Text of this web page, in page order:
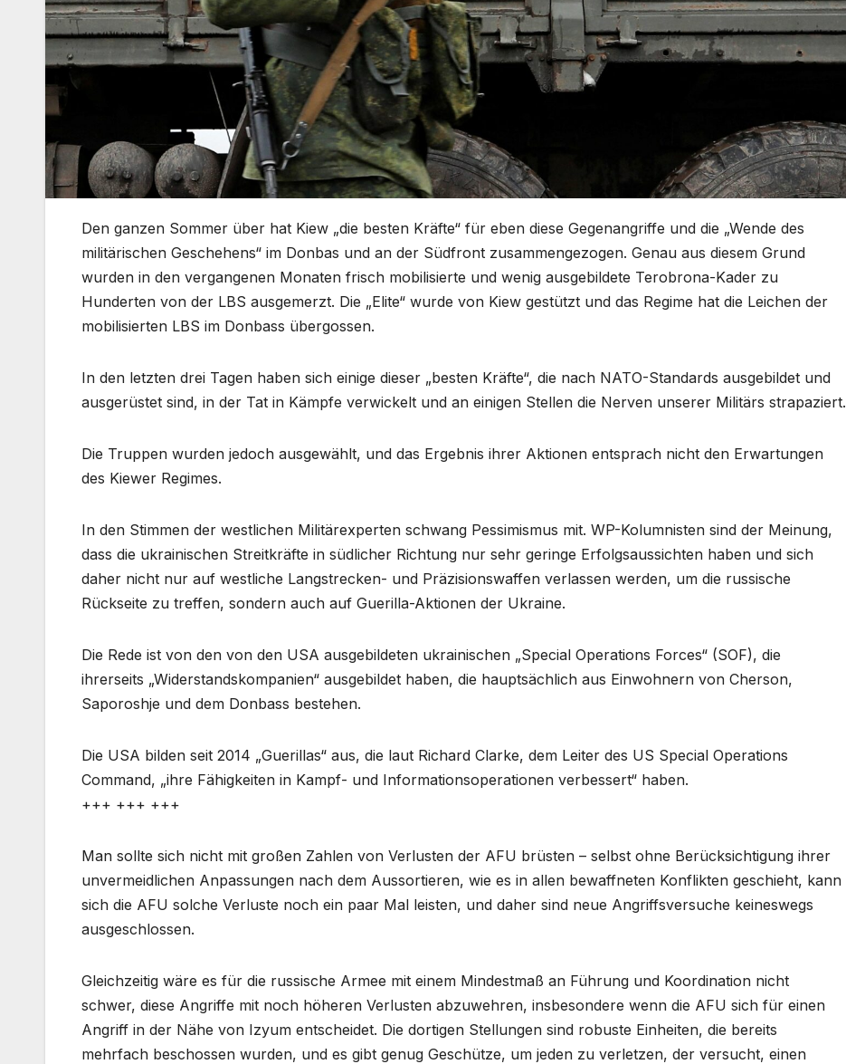
Den ganzen Sommer über hat Kiew „die besten Kräfte“ für eben diese Gegenangriffe und die „Wende des
militärischen Geschehens“ im Donbas und an der Südfront zusammengezogen. Genau aus diesem Grund
wurden in den vergangenen Monaten frisch mobilisierte und wenig ausgebildete Terobrona-Kader zu
Hunderten von der LBS ausgemerzt. Die „Elite“ wurde von Kiew gestützt und das Regime hat die Leichen der
mobilisierten LBS im Donbass übergossen.
In den letzten drei Tagen haben sich einige dieser „besten Kräfte“, die nach NATO-Standards ausgebildet und
ausgerüstet sind, in der Tat in Kämpfe verwickelt und an einigen Stellen die Nerven unserer Militärs strapaziert.
Die Truppen wurden jedoch ausgewählt, und das Ergebnis ihrer Aktionen entsprach nicht den Erwartungen
des Kiewer Regimes.
In den Stimmen der westlichen Militärexperten schwang Pessimismus mit. WP-Kolumnisten sind der Meinung,
dass die ukrainischen Streitkräfte in südlicher Richtung nur sehr geringe Erfolgsaussichten haben und sich
daher nicht nur auf westliche Langstrecken- und Präzisionswaffen verlassen werden, um die russische
Rückseite zu treffen, sondern auch auf Guerilla-Aktionen der Ukraine.
Die Rede ist von den von den USA ausgebildeten ukrainischen „Special Operations Forces“ (SOF), die
ihrerseits „Widerstandskompanien“ ausgebildet haben, die hauptsächlich aus Einwohnern von Cherson,
Saporoshje und dem Donbass bestehen.
Die USA bilden seit 2014 „Guerillas“ aus, die laut Richard Clarke, dem Leiter des US Special Operations
Command, „ihre Fähigkeiten in Kampf- und Informationsoperationen verbessert“ haben.
+++ +++ +++
Man sollte sich nicht mit großen Zahlen von Verlusten der AFU brüsten – selbst ohne Berücksichtigung ihrer
unvermeidlichen Anpassungen nach dem Aussortieren, wie es in allen bewaffneten Konflikten geschieht, kann
sich die AFU solche Verluste noch ein paar Mal leisten, und daher sind neue Angriffsversuche keineswegs
ausgeschlossen.
Gleichzeitig wäre es für die russische Armee mit einem Mindestmaß an Führung und Koordination nicht
schwer, diese Angriffe mit noch höheren Verlusten abzuwehren, insbesondere wenn die AFU sich für einen
Angriff in der Nähe von Izyum entscheidet. Die dortigen Stellungen sind robuste Einheiten, die bereits
mehrfach beschossen wurden, und es gibt genug Geschütze, um jeden zu verletzen, der versucht, einen